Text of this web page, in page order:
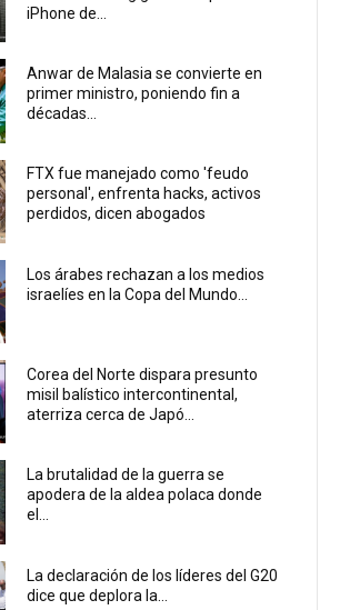
iPhone de...
Anwar de Malasia se convierte en
primer ministro, poniendo fin a
décadas...
FTX fue manejado como 'feudo
personal', enfrenta hacks, activos
perdidos, dicen abogados
Los árabes rechazan a los medios
israelíes en la Copa del Mundo...
Corea del Norte dispara presunto
misil balístico intercontinental,
aterriza cerca de Japó...
La brutalidad de la guerra se
apodera de la aldea polaca donde
el...
La declaración de los líderes del G20
dice que deplora la...